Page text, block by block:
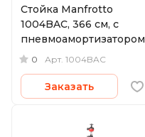
Стойка Manfrotto
1004BAC, 366 см, с
пневмоамортизатором
0 Арт. 1004BAC
Заказать